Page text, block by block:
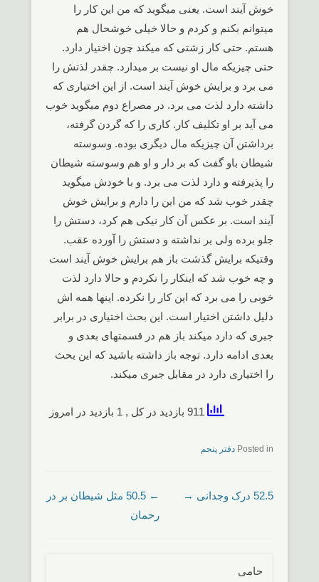
خوش آیند است. یعنی میگوید که من این کار را
میتوانم بکنم و کردم و حالا خیلی خوشحال هم
هستم. حتی کار زشتی که میکند چون اختیار دارد.
حتی چیزیکه مال او نیست بر میدارد. چقدر لذتش را
می برد و برایش خوش آیند است. از این اختیاری که
داشته دارد لذت می برد. در مصراع دوم میگوید خوب
می آید بر او تکلیف کار. کاری را که گردن گرفته،
برداشتن آن چیزیکه مال دیگری بوده. وسوسته
شیطان باو گفت که بر دار و او هم وسوسته شیطان
را پذیرفته و دارد لذت می برد. و با خودش میگوید
چقدر خوب شد که من این را دارم و برایش خوش
آیند است. بر عکس آن کار نیکی هم کرد، دستش را
جلو برده ولی بر نداشته و دستش را آورده عقب.
وقتیکه برایش گذشت باز هم برایش خوش آیند است
و چه خوب شد که اینکار را نکردم و حالا دارد لذت
خوبی را می برد که این کار را نکرده. اینها همه اش
دلیل داشتن اختیار است. این بحث اختیاری در برابر
جبری که دارد میکند باز هم در قسمتهای بعدی و
بعدی ادامه دارد. توجه باز داشته باشید که این بحث
را اختیاری دارد در مقابل جبری میکند.
, 1 بازدید در امروز
Posted in دفتر پنجم
Post navigation
←
50.5 مثل شیطان بر در
رحمان
52.5 درک وجدانی →
حامی